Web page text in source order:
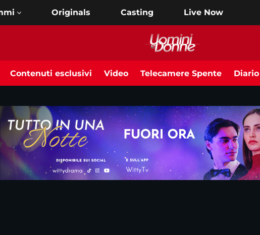
Originals Casting Live Now
Contenuti esclusivi Video Telecamere Spente Diario